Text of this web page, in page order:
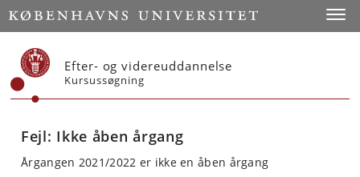
Start
Efter- og videreuddannelse
Kursussøgning
Fejl: Ikke åben årgang
Årgangen 2021/2022 er ikke en åben årgang